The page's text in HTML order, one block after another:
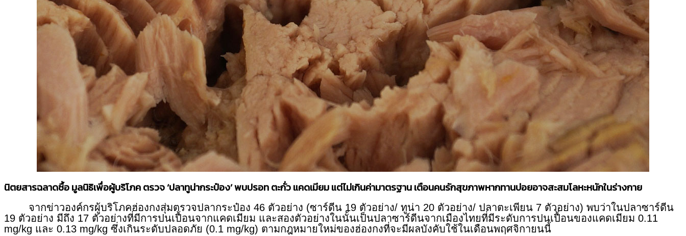
นิตยสารฉลาดซื้อ มูลนิธิเพื่อผู้บริโภค ตรวจ ‘ปลาทูน่ากระป๋อง’ พบปรอท ตะกั่ว แคดเมียม แต่ไม่เกินค่ามาตรฐาน เตือนคนรักสุขภาพหากทานบ่อยอาจสะสมโลหะหนักในร่างกาย
จากข่าวองค์กรผู้บริโภคฮ่องกงสุ่มตรวจปลากระป๋อง 46 ตัวอย่าง (ซาร์ดีน 19 ตัวอย่าง/ ทูน่า 20 ตัวอย่าง/ ปลาตะเพียน 7 ตัวอย่าง) พบว่าในปลาซาร์ดีน
19 ตัวอย่าง มีถึง 17 ตัวอย่างที่มีการปนเปื้อนจากแคดเมียม และสองตัวอย่างในนั้นเป็นปลาซาร์ดีนจากเมืองไทยที่มีระดับการปนเปื้อนของแคดเมียม 0.11
mg/kg และ 0.13 mg/kg ซึ่งเกินระดับปลอดภัย (0.1 mg/kg) ตามกฎหมายใหม่ของฮ่องกงที่จะมีผลบังคับใช้ในเดือนพฤศจิกายนนี้